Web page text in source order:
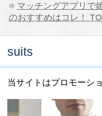
マッチングアプリで
のおすすめはコレ！
suits
当サイトはプロモーシ